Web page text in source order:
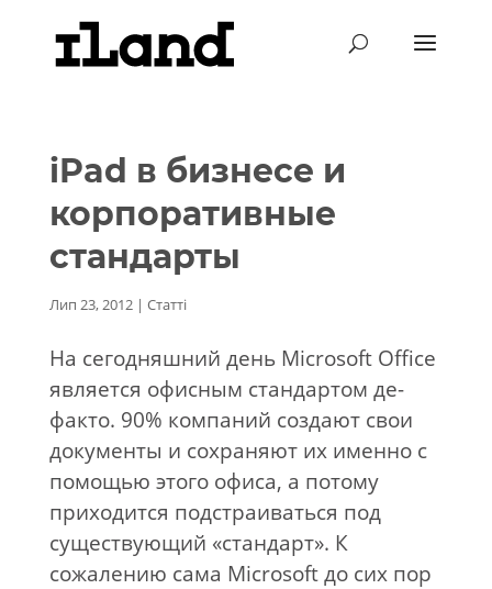
iPad в бизнесе и
корпоративные
стандарты
Лип 23, 2012| Статті
На сегодняшний день Microsoft Office
является офисным стандартом де-
факто. 90% компаний создают свои
документы и сохраняют их именно с
помощью этого офиса, а потому
приходится подстраиваться под
существующий «стандарт». К
сожалению сама Microsoft до сих пор